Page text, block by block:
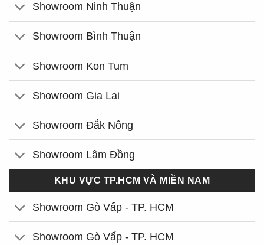
Showroom Ninh Thuận
Showroom Bình Thuận
Showroom Kon Tum
Showroom Gia Lai
Showroom Đắk Nông
Showroom Lâm Đồng
KHU VỰC TP.HCM VÀ MIỀN NAM
Showroom Gò Vấp - TP. HCM
Showroom Gò Vấp - TP. HCM